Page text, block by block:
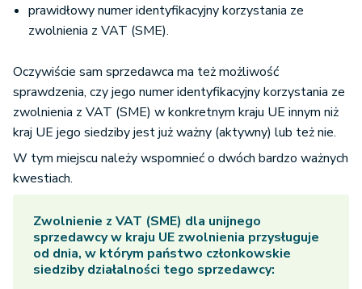
podatnika)
Member State(s) of
Exemption
(kraj UE przyznania
zwolnienia z VAT)
członkowskie, w
którym podatnik
korzysta ze
zwolnienia z VAT i
nie posiada w tym
w ramach procedury
SME
prawidłowy numer identyfikacyjny korzystania ze
zwolnienia z VAT (SME).
Oczywiście sam sprzedawca ma też możliwość
sprawdzenia, czy jego numer identyfikacyjny korzystania ze
zwolnienia z VAT (SME) w konkretnym kraju UE innym niż
kraj UE jego siedziby jest już ważny (aktywny) lub też nie.
W tym miejscu należy wspomnieć o dwóch bardzo ważnych
kwestiach.
Zwolnienie z VAT (SME) dla unijnego
sprzedawcy w kraju UE zwolnienia przysługuje
od dnia, w którym państwo członkowskie
siedziby działalności tego sprzedawcy: